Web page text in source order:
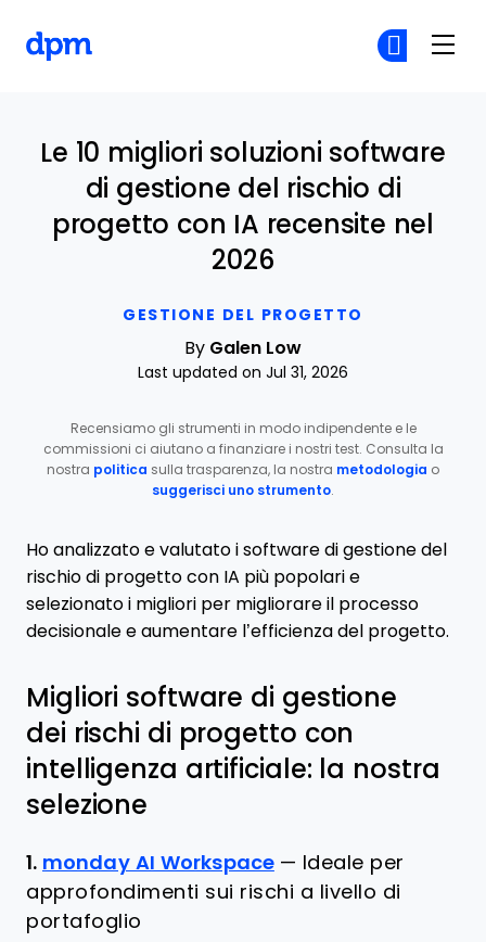
GESTIONE DEL PROGETTO
Le 10 migliori soluzioni software
di gestione del rischio di
progetto con IA recensite nel
2026
By Galen Low
Last updated on Jul 31, 2026
Recensiamo gli strumenti in modo indipendente e le
commissioni ci aiutano a finanziare i nostri test. Consulta la
nostra politica sulla trasparenza, la nostra metodologia o
suggerisci uno strumento.
Ho analizzato e valutato i software di gestione del
rischio di progetto con IA più popolari e
selezionato i migliori per migliorare il processo
decisionale e aumentare l’efficienza del progetto.
Migliori software di gestione
dei rischi di progetto con
intelligenza artificiale: la nostra
selezione
1. monday AI Workspace — Ideale per
approfondimenti sui rischi a livello di
portafoglio